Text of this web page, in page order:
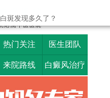
热门关注 医生团队
来院路线 白癜风治疗
斑发现多久了？